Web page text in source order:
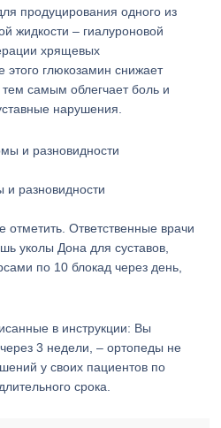
продуцирования одного из
жидкости – гиалуроновой
хрящевых
этого глюкозамин снижает
тем самым облегчает боль и
нарушения.
и разновидности
отметить. Ответственные врачи
уколы Дона для суставов,
по 10 блокад через день,
в инструкции: Вы
через 3 недели, – ортопеды не
у своих пациентов по
срока.